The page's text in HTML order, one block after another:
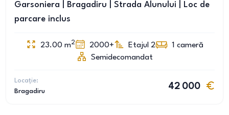
Garsoniera | Bragadiru | Strada Alunului | Loc de
parcare inclus
23.00 m2 2000+ Etajul 2 1 cameră
Semidecomandat
Locație:
Bragadiru
42 000